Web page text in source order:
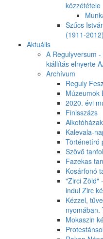
közzététele
Szűcs
(1911-
Aktuális
A Regulyversum
kiállítás elnyerte
Archívum
Reguly
Múzeumok
2020. évi
Finisszázs
Kalevala-
Történetíró
Szövő
Fazekas
Kosárfonó
"Zirci Zöld"
indul Zirc
Kézzel,
nyomában.
Mokaszin